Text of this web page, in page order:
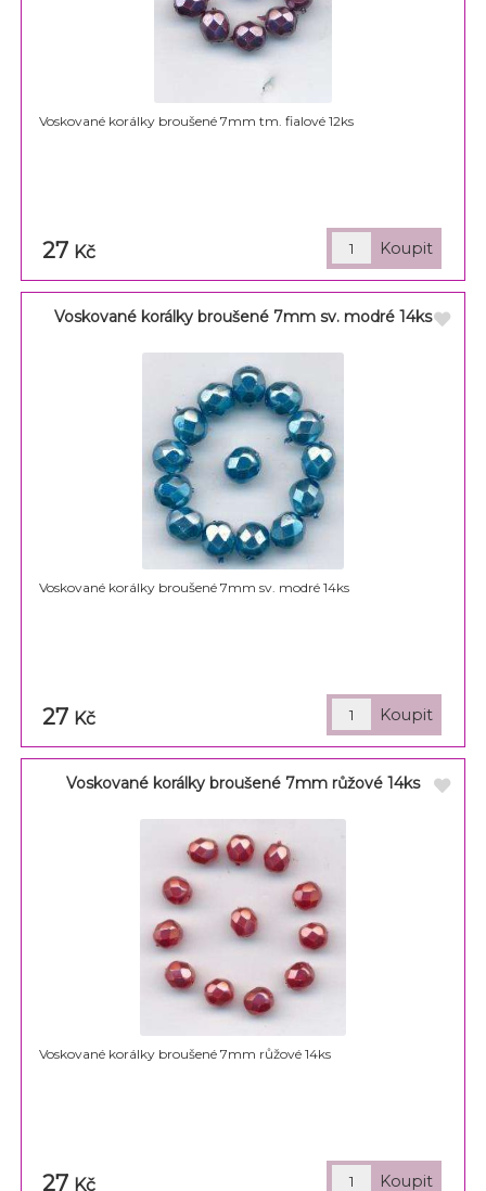
Voskované korálky broušené 7mm tm. fialové 12ks
27 Kč
Voskované korálky broušené 7mm sv. modré 14ks
Voskované korálky broušené 7mm sv. modré 14ks
27 Kč
Voskované korálky broušené 7mm růžové 14ks
Voskované korálky broušené 7mm růžové 14ks
27 Kč